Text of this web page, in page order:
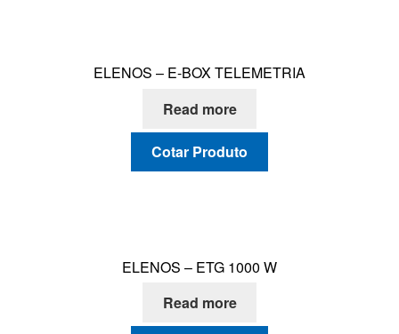
ELENOS – E-BOX TELEMETRIA
Read more
Cotar Produto
ELENOS – ETG 1000 W
Read more